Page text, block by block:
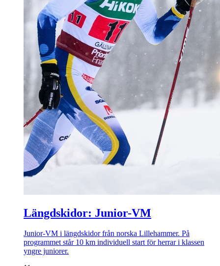
Längdskidor: Junior-VM
Junior-VM i längdskidor från norska Lillehammer. På
programmet står 10 km individuell start för herrar i klassen
yngre juniorer.